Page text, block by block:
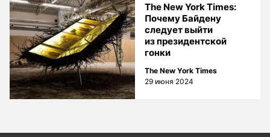
The New York Times:
Почему Байдену
следует выйти
из президентской
гонки
The New York Times
29 июня 2024